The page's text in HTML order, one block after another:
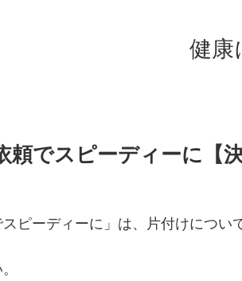
健康
頼でスピーディーに【決
スピーディーに」は、片付けについ